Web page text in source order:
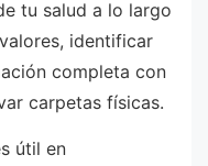
tu salud a lo largo
identificar
completa con
carpetas físicas.
útil en